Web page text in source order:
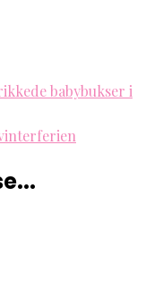
babybukser i